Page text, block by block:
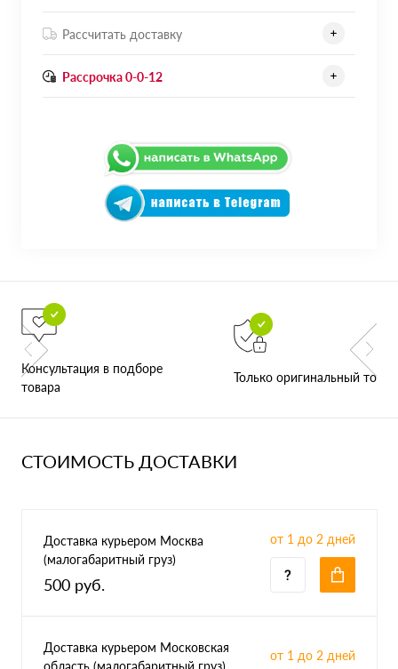
Рассчитать доставку
Рассрочка 0-0-12
Консультация в подборе
товара
Только оригинальный товар
СТОИМОСТЬ ДОСТАВКИ
Доставка курьером Москва
(малогабаритный груз)
500 руб.
от 1 до 2 дней
Доставка курьером Московская
от 1 до 2 дней